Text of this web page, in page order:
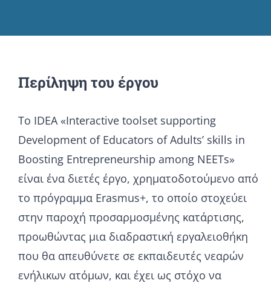
Περίληψη του έργου
To IDEA «Interactive toolset supporting
Development of Educators of Adults’ skills in
Boosting Entrepreneurship among NEETs»
είναι ένα διετές έργο, χρηματοδοτούμενο από
το πρόγραμμα Erasmus+, το οποίο στοχεύει
στην παροχή προσαρμοσμένης κατάρτισης,
προωθώντας μια διαδραστική εργαλειοθήκη
που θα απευθύνετε σε εκπαιδευτές νεαρών
ενήλικων ατόμων, και έχει ως στόχο να